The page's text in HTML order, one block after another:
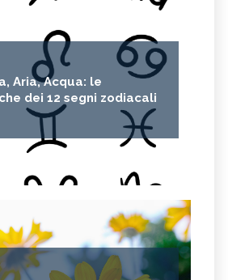
Aria, Acqua: le
dei 12 segni zodiacali